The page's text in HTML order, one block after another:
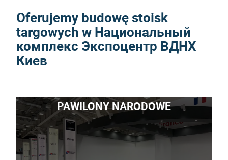
Oferujemy budowę stoisk
targowych w Национальный
комплекс Экспоцентр ВДНХ
Киев
PAWILONY NARODOWE